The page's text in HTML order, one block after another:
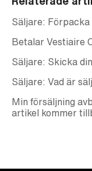
Säljare: Förpacka
Betalar Vestiaire
Säljare: Skicka
Säljare: Vad är
Min försäljning
artikel kommer